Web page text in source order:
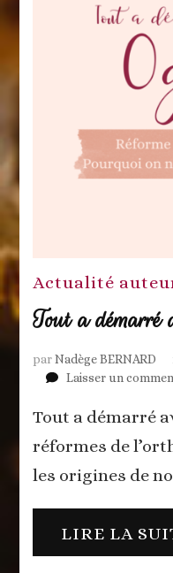
Actualité
Tout a démarré
parNadège BERNARD
Laisser un
Tout a démarré
réformes de
les origines de
LIRE LA